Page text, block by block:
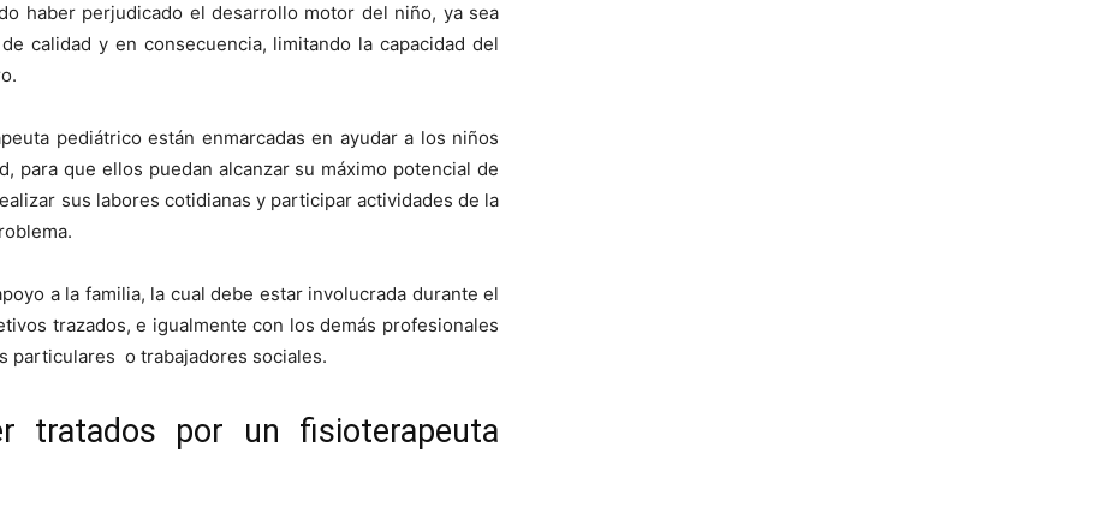
haber perjudicado el desarrollo motor del niño, ya sea
calidad y en consecuencia, limitando la capacidad del
pediátrico están enmarcadas en ayudar a los niños
para que ellos puedan alcanzar su máximo potencial de
sus labores cotidianas y participar actividades de la
a la familia, la cual debe estar involucrada durante el
trazados, e igualmente con los demás profesionales
particulares o trabajadores sociales.
tratados por un fisioterapeuta